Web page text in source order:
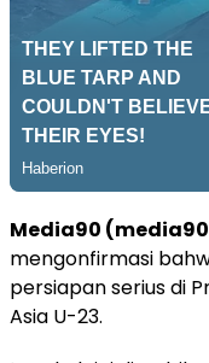
Media90
mengonfirmasi
persiapan serius di
Asia U-23.